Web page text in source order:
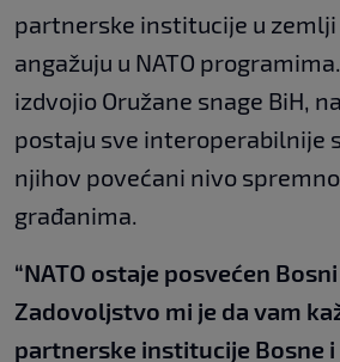
partnerske institucije u zemlji
angažuju u NATO
izdvojio Oružane snage BiH,
postaju sve interoperabilnije
njihov povećani nivo
građanima.
“NATO ostaje posvećen
Zadovoljstvo mi je da vam
partnerske institucije Bosne i